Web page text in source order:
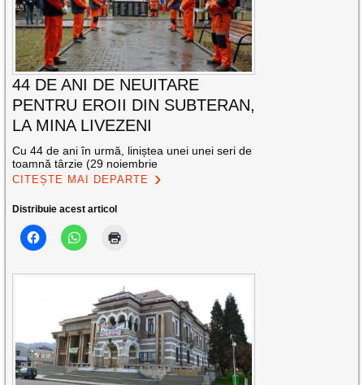
44 DE ANI DE NEUITARE
PENTRU EROII DIN SUBTERAN,
LA MINA LIVEZENI
Cu 44 de ani în urmă, liniștea unei unei seri de
toamnă târzie (29 noiembrie
CITEȘTE MAI DEPARTE
Distribuie acest articol